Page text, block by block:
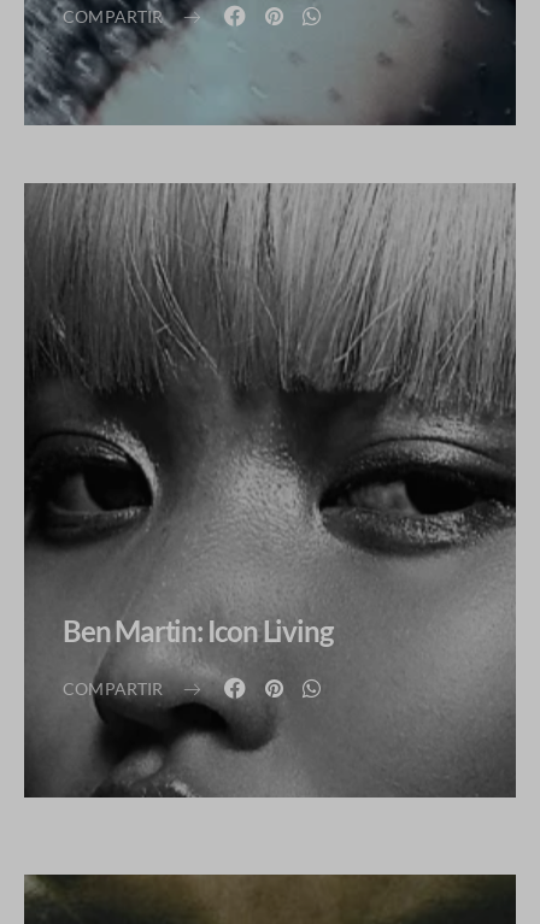
COMPARTIR
Ben Martin: Icon Living
COMPARTIR